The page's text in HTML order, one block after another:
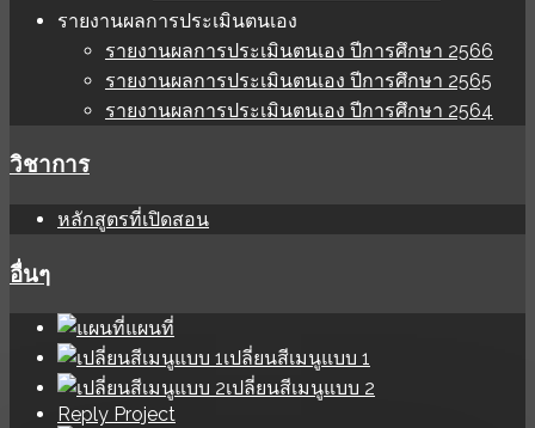
รายงานผลการประเมินตนเอง
รายงานผลการประเมินตนเอง ปีการศึกษา 2566
รายงานผลการประเมินตนเอง ปีการศึกษา 2565
รายงานผลการประเมินตนเอง ปีการศึกษา 2564
วิชาการ
หลักสูตรที่เปิดสอน
อื่นๆ
แผนที่
เปลี่ยนสีเมนูแบบ 1
เปลี่ยนสีเมนูแบบ 2
Reply Project